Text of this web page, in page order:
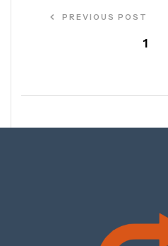
PREVIOUS POST
1